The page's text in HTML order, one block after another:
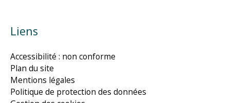
Liens
Accessibilité : non conforme
Plan du site
Mentions légales
Politique de protection des données